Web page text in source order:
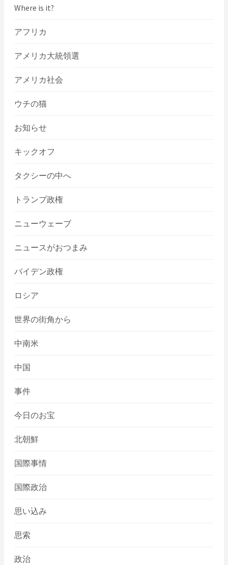
Where is it?
アフリカ
アメリカ大統領選
アメリカ社会
ウチの猫
お知らせ
キックオフ
タクシーの中へ
トランプ政権
ニューウェーブ
ニュースがおつまみ
バイデン政権
ロシア
世界の街角から
中南米
中国
事件
今日のお宝
北朝鮮
国際事情
国際政治
思い込み
思索
政治